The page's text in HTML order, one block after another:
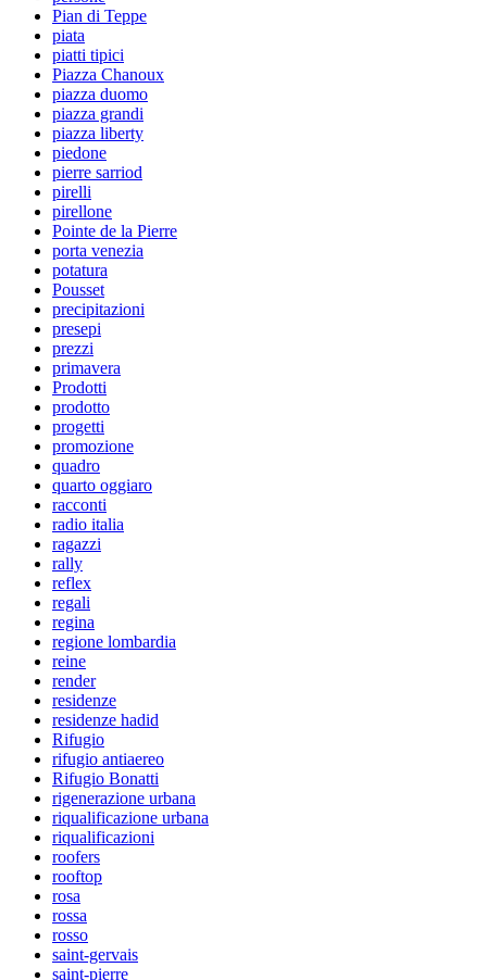
Pian di Teppe
piata
piatti tipici
Piazza Chanoux
piazza duomo
piazza grandi
piazza liberty
piedone
pierre sarriod
pirelli
pirellone
Pointe de la Pierre
porta venezia
potatura
Pousset
precipitazioni
presepi
prezzi
primavera
Prodotti
prodotto
progetti
promozione
quadro
quarto oggiaro
racconti
radio italia
ragazzi
rally
reflex
regali
regina
regione lombardia
reine
render
residenze
residenze hadid
Rifugio
rifugio antiaereo
Rifugio Bonatti
rigenerazione urbana
riqualificazione urbana
riqualificazioni
roofers
rooftop
rosa
rossa
rosso
saint-gervais
saint-pierre